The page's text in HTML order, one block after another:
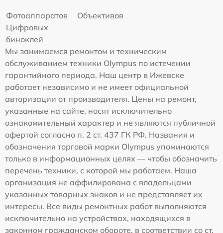
Фотоаппаратов
Объективов
Цифровых
биноклей
Мы занимаемся ремонтом и техническим
обслуживанием техники Olympus по истечении
гарантийного периода. Наш центр в Ижевске
работает независимо и не имеет официальной
авторизации от производителя. Цены на ремонт,
указанные на сайте, носят исключительно
ознакомительный характер и не являются публичной
офертой согласно п. 2 ст. 437 ГК РФ. Названия и
обозначения торговой марки Olympus упоминаются
только в информационных целях — чтобы обозначить
перечень техники, с которой мы работаем. Наша
организация не аффилирована с владельцами
указанных товарных знаков и не представляет их
интересы. Все виды ремонтных работ выполняются
исключительно на устройствах, находящихся в
законном гражданском обороте, в соответствии со ст.